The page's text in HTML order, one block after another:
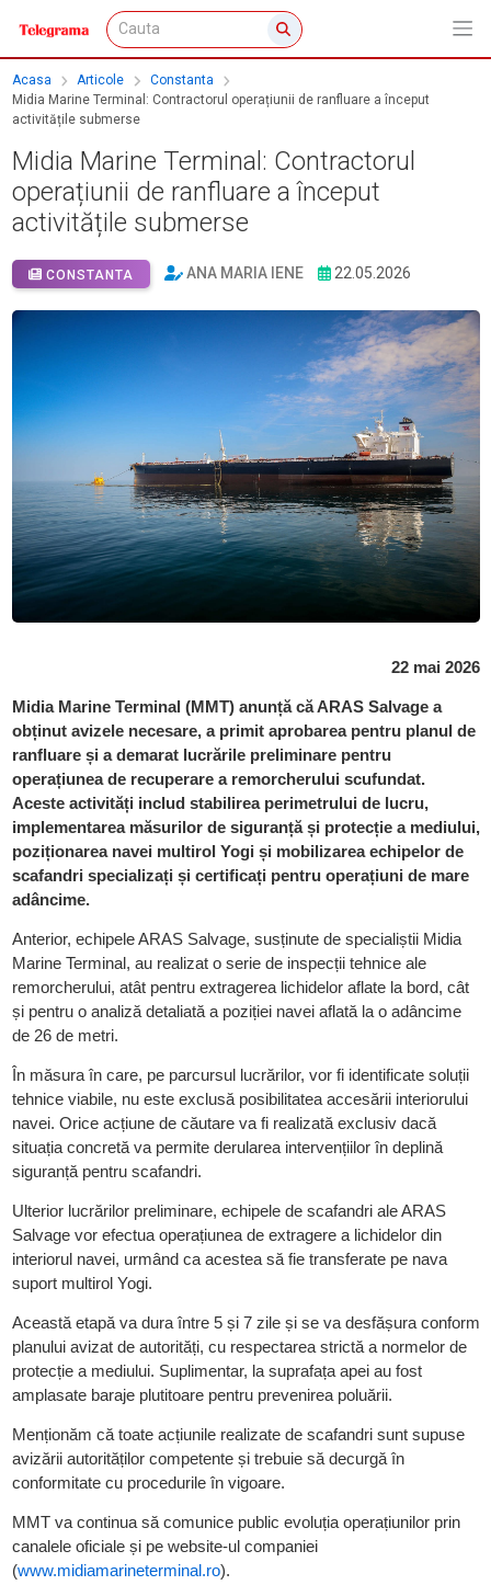
Acasa Articole
Constanta
Midia Marine Terminal: Contractorul operațiunii de ranfluare a început
activitățile submerse
Midia Marine Terminal: Contractorul
operațiunii de ranfluare a început
activitățile submerse
CONSTANTA ANA MARIA IENE 22.05.2026
22 mai 2026
Midia Marine Terminal (MMT) anunță că ARAS Salvage a
obținut avizele necesare, a primit aprobarea pentru planul de
ranfluare și a demarat lucrările preliminare pentru
operațiunea de recuperare a remorcherului scufundat.
Aceste activități includ stabilirea perimetrului de lucru,
implementarea măsurilor de siguranță și protecție a mediului,
poziționarea navei multirol Yogi și mobilizarea echipelor de
scafandri specializați și certificați pentru operațiuni de mare
adâncime.
Anterior, echipele ARAS Salvage, susținute de specialiștii Midia
Marine Terminal, au realizat o serie de inspecții tehnice ale
remorcherului, atât pentru extragerea lichidelor aflate la bord, cât
și pentru o analiză detaliată a poziției navei aflată la o adâncime
de 26 de metri.
În măsura în care, pe parcursul lucrărilor, vor fi identificate soluții
tehnice viabile, nu este exclusă posibilitatea accesării interiorului
navei. Orice acțiune de căutare va fi realizată exclusiv dacă
situația concretă va permite derularea intervențiilor în deplină
siguranță pentru scafandri.
Ulterior lucrărilor preliminare, echipele de scafandri ale ARAS
Salvage vor efectua operațiunea de extragere a lichidelor din
interiorul navei, urmând ca acestea să fie transferate pe nava
suport multirol Yogi.
Această etapă va dura între 5 și 7 zile și se va desfășura conform
planului avizat de autorități, cu respectarea strictă a normelor de
protecție a mediului. Suplimentar, la suprafața apei au fost
amplasate baraje plutitoare pentru prevenirea poluării.
Menționăm că toate acțiunile realizate de scafandri sunt supuse
avizării autorităților competente și trebuie să decurgă în
conformitate cu procedurile în vigoare.
MMT va continua să comunice public evoluția operațiunilor prin
canalele oficiale și pe website-ul companiei
(www.midiamarineterminal.ro).